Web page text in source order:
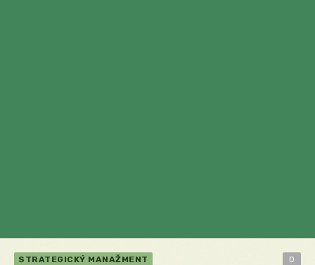
STRATEGICKÝ MANAŽMENT 0